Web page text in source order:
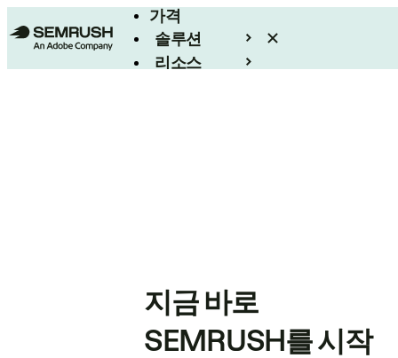
가격
솔루션
리소스
지금 바로
SEMRUSH를 시작